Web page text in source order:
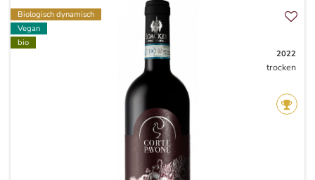
Biologisch dynamisch
Vegan
bio
2022
trocken